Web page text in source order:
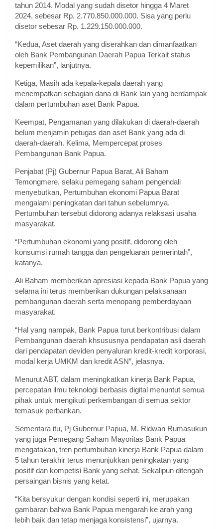
tahun 2014. Modal yang sudah disetor hingga 4 Maret
2024, sebesar Rp. 2.770.850.000.000. Sisa yang perlu
disetor sebesar Rp. 1.229.150.000.000.
“Kedua, Aset daerah yang diserahkan dan dimanfaatkan
oleh Bank Pembangunan Daerah Papua Terkait status
kepemilikan”, lanjutnya.
Ketiga, Masih ada kepala-kepala daerah yang
menempatkan sebagian dana di Bank lain yang berdampak
dalam pertumbuhan aset Bank Papua.
Keempat, Pengamanan yang dilakukan di daerah-daerah
belum menjamin petugas dan aset Bank yang ada di
daerah-daerah. Kelima, Mempercepat proses
Pembangunan Bank Papua.
Penjabat (Pj) Gubernur Papua Barat, Ali Baham
Temongmere, selaku pemegang saham pengendali
menyebutkan, Pertumbuhan ekonomi Papua Barat
mengalami peningkatan dari tahun sebelumnya.
Pertumbuhan tersebut didorong adanya relaksasi usaha
masyarakat.
“Pertumbuhan ekonomi yang positif, didorong oleh
konsumsi rumah tangga dan pengeluaran pemerintah”,
katanya.
Ali Baham memberikan apresiasi kepada Bank Papua yang
selama ini terus memberikan dukungan pelaksanaan
pembangunan daerah serta menopang pemberdayaan
masyarakat.
“Hal yang nampak, Bank Papua turut berkontribusi dalam
Pembangunan daerah khsususnya pendapatan asli daerah
dari pendapatan deviden penyaluran kredit-kredit korporasi,
modal kerja UMKM dan kredit ASN”, jelasnya.
Menurut ABT, dalam meningkatkan kinerja Bank Papua,
percepatan ilmu teknologi berbasis digital menuntut semua
pihak untuk mengikuti perkembangan di semua sektor
temasuk perbankan.
Sementara itu, Pj Gubernur Papua, M. Ridwan Rumasukun
yang juga Pemegang Saham Mayoritas Bank Papua
mengatakan, tren pertumbuhan kinerja Bank Papua dalam
5 tahun terakhir terus menunjukkan peningkatan yang
positif dan kompetisi Bank yang sehat. Sekalipun ditengah
persaingan bisnis yang ketat.
“Kita bersyukur dengan kondisi seperti ini, merupakan
gambaran bahwa Bank Papua mengarah ke arah yang
lebih baik dan tetap menjaga konsistensi”, ujarnya.